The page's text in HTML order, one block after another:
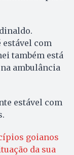
estável com
também está
ambulância
estável com
goianos
da sua